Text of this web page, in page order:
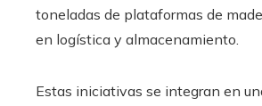
toneladas de plataformas de
en logística y almacenamiento.
Estas iniciativas se integran en